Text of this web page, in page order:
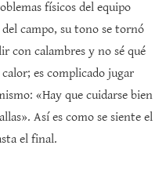
físicos del equipo
campo, su tono se tornó
con calambres y no sé qué
es complicado jugar
«Hay que cuidarse bien
Así es como se siente el
el final.